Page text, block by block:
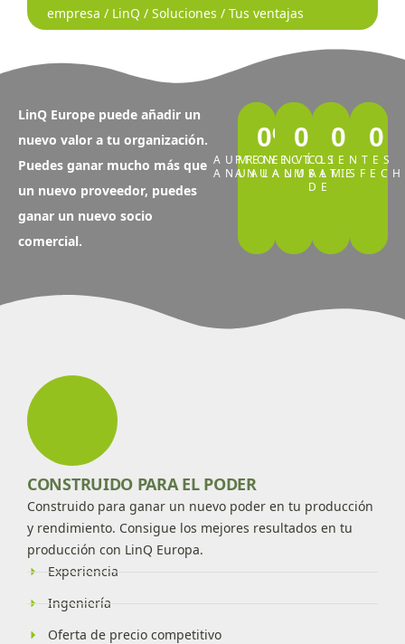
empresa / LinQ / Soluciones / Tus ventajas
LinQ Europe puede añadir un
nuevo valor a tu organización.
Puedes ganar mucho más que
un nuevo proveedor, puedes
ganar un nuevo socio
comercial.
AUMENTO
ANUAL
0%
PROYECTOS
ANUALMENTE
0
ENVÍOS
ANUALMENTE
0
CLIENTES
DE
0
CONSTRUIDO PARA EL PODER
Construido para ganar un nuevo poder en tu producción
y rendimiento. Consigue los mejores resultados en tu
producción con LinQ Europa.
Experiencia
Ingeniería
Oferta de precio competitivo